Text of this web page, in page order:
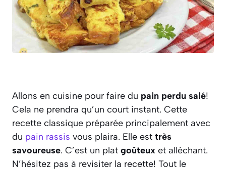
Allons en cuisine pour faire du pain perdu salé!
Cela ne prendra qu’un court instant. Cette
recette classique préparée principalement avec
du pain rassis vous plaira. Elle est très
savoureuse. C’est un plat goûteux et alléchant.
N’hésitez pas à revisiter la recette! Tout le